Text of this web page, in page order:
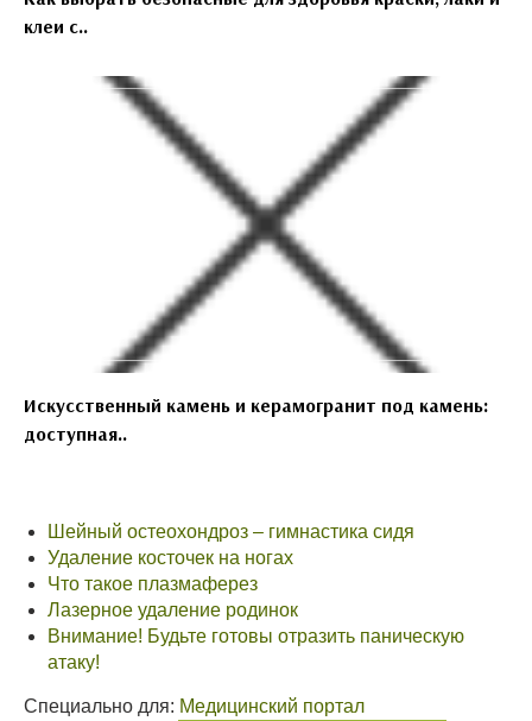
клеи с..
Искусственный камень и керамогранит под камень:
доступная..
Шейный остеохондроз – гимнастика сидя
Удаление косточек на ногах
Что такое плазмаферез
Лазерное удаление родинок
Внимание! Будьте готовы отразить паническую
атаку!
Специально для: Медицинский портал